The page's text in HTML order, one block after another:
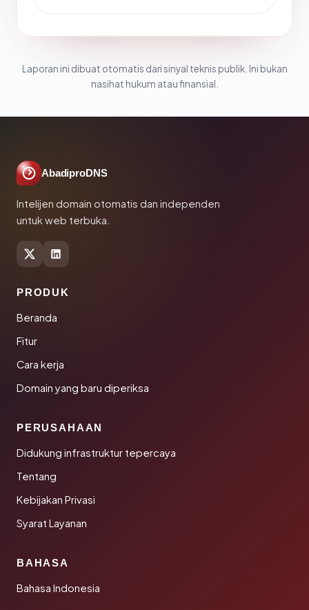
Laporan ini dibuat otomatis dari sinyal teknis publik. Ini bukan
nasihat hukum atau finansial.
AbadiproDNS
Intelijen domain otomatis dan independen
untuk web terbuka.
PRODUK
Beranda
Fitur
Cara kerja
Domain yang baru diperiksa
PERUSAHAAN
Didukung infrastruktur tepercaya
Tentang
Kebijakan Privasi
Syarat Layanan
BAHASA
Bahasa Indonesia